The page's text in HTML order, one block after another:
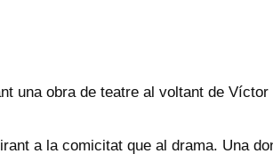
una obra de teatre al voltant de Víctor
a la comicitat que al drama. Una